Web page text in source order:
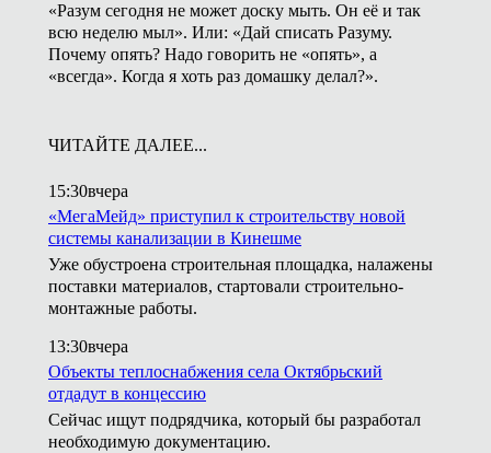
«Разум сегодня не может доску мыть. Он её и так
всю неделю мыл». Или: «Дай списать Разуму.
Почему опять? Надо говорить не «опять», а
«всегда». Когда я хоть раз домашку делал?».
ЧИТАЙТЕ ДАЛЕЕ...
15:30вчера
«МегаМейд» приступил к строительству новой
системы канализации в Кинешме
Уже обустроена строительная площадка, налажены
поставки материалов, стартовали строительно-
монтажные работы.
13:30вчера
Объекты теплоснабжения села Октябрьский
отдадут в концессию
Сейчас ищут подрядчика, который бы разработал
необходимую документацию.